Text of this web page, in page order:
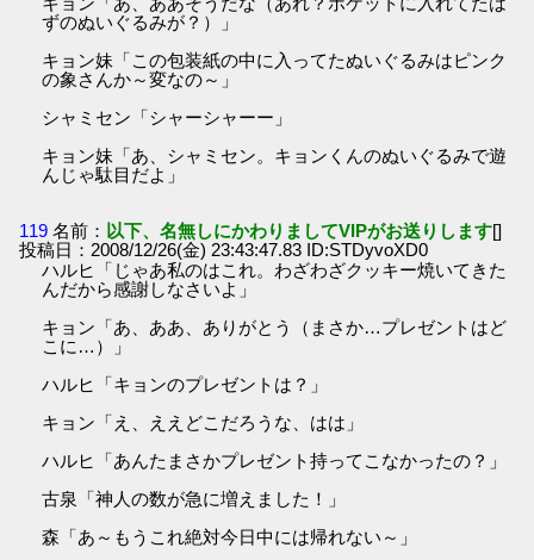
ずのぬいぐるみが？）」
キョン妹「この包装紙の中に入ってたぬいぐるみはピンク
の象さんか～変なの～」
シャミセン「シャーシャーー」
キョン妹「あ、シャミセン。キョンくんのぬいぐるみで遊
んじゃ駄目だよ」
119 名前： 以下、名無しにかわりましてVIPがお送りします[]
投稿日：2008/12/26(金) 23:43:47.83 ID:STDyvoXD0
ハルヒ「じゃあ私のはこれ。わざわざクッキー焼いてきた
んだから感謝しなさいよ」
キョン「あ、ああ、ありがとう（まさか…プレゼントはど
こに…）」
ハルヒ「キョンのプレゼントは？」
キョン「え、ええどこだろうな、はは」
ハルヒ「あんたまさかプレゼント持ってこなかったの？」
古泉「神人の数が急に増えました！」
森「あ～もうこれ絶対今日中には帰れない～」